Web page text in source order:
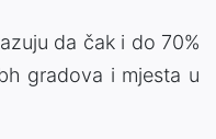
da čak i do 70%
gradova i mjesta u